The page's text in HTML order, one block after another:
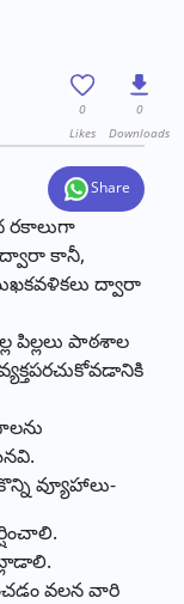
0
Likes
0
Downloads
Share
రకాలుగా
కానీ,
ద్వారా
పిల్లలు పాఠశాల
వ్యూహాలు-
వలన వారి